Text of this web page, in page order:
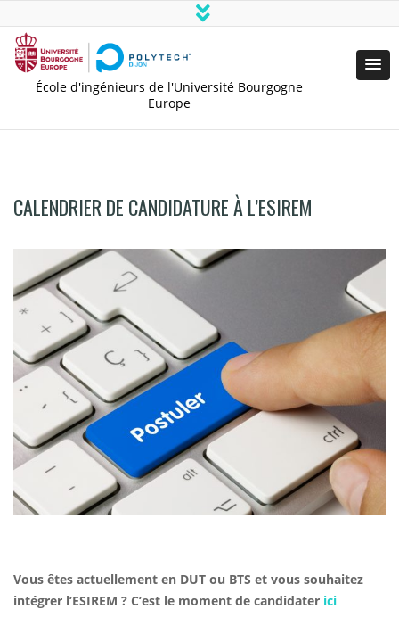
École d'ingénieurs de l'Université Bourgogne
Europe
CALENDRIER DE CANDIDATURE À L’ESIREM
Vous êtes actuellement en DUT ou BTS et vous souhaitez
intégrer l’ESIREM ? C’est le moment de candidater ici